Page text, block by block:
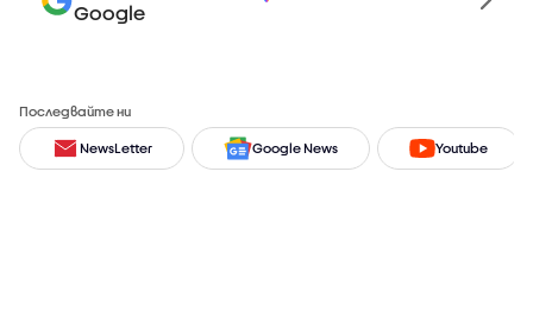
Google
Последвайте ни
NewsLetter Google News Youtube